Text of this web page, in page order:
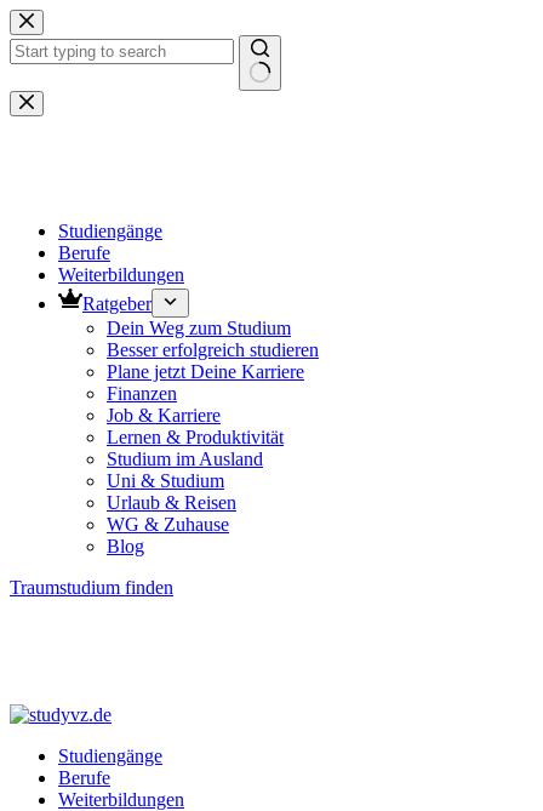
Zum
Inhalt
springen
Keine
Ergebnisse
Studiengänge
Berufe
Weiterbildungen
Ratgeber
Dein Weg zum Studium
Besser erfolgreich studieren
Plane jetzt Deine Karriere
Finanzen
Job & Karriere
Lernen & Produktivität
Studium im Ausland
Uni & Studium
Urlaub & Reisen
WG & Zuhause
Blog
Traumstudium finden
Studiengänge
Berufe
Weiterbildungen